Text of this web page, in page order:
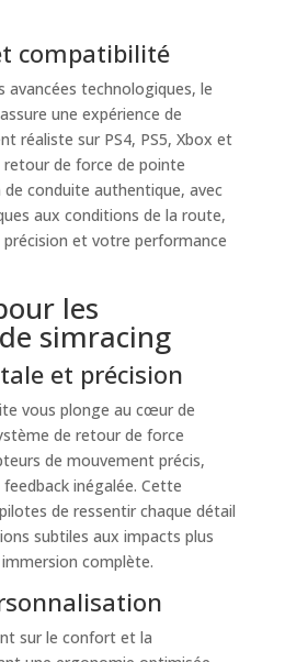
compatibilité
avancées technologiques, le
une expérience de
réaliste sur PS4, PS5, Xbox et
retour de force de pointe
conduite authentique, avec
aux conditions de la route,
et votre performance
les
simracing
et précision
vous plonge au cœur de
de retour de force
de mouvement précis,
inégalée. Cette
de ressentir chaque détail
subtiles aux impacts plus
complète.
sur le confort et la